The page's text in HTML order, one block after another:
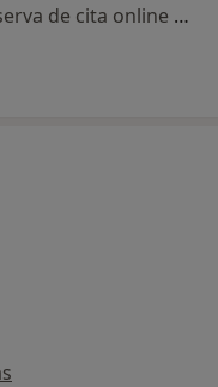
Este especialista no ofrece reserva de cita online en esta dirección.